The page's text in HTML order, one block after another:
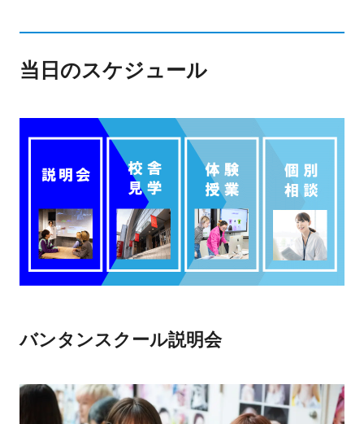
当日のスケジュール
バンタンスクール説明会